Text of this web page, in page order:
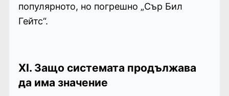
популярното, но погрешно „Сър Бил
Гейтс“.
XI. Защо системата продължава
да има значение